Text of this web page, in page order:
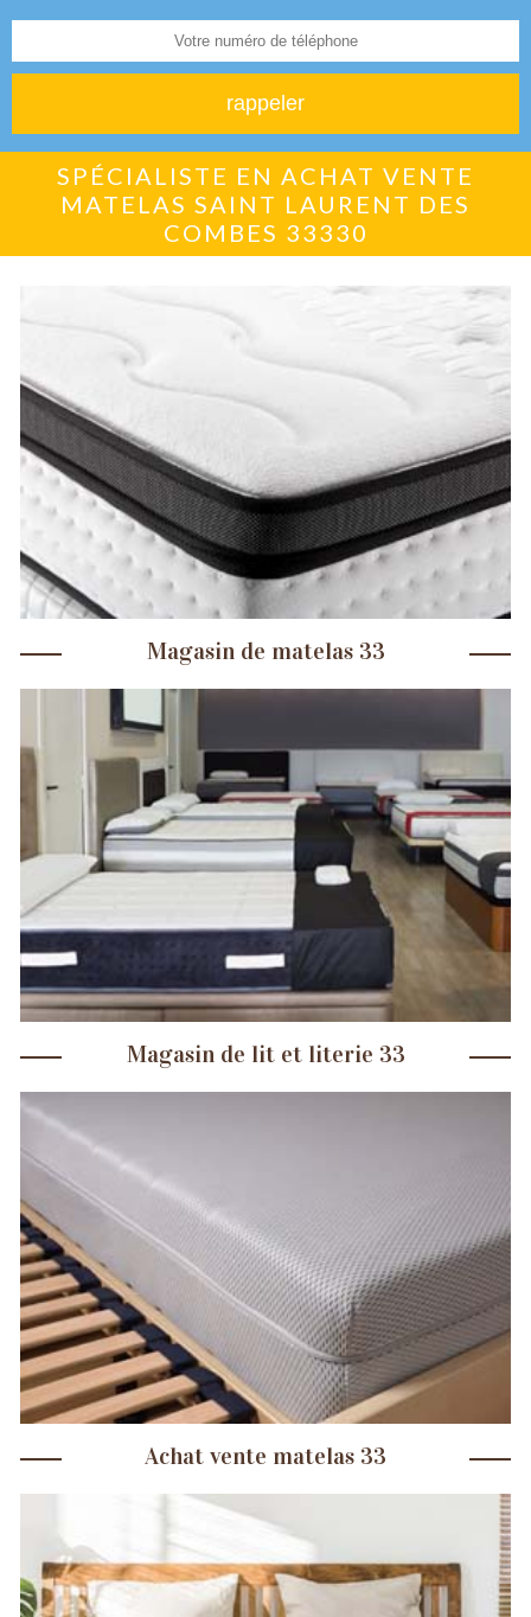
SPÉCIALISTE EN ACHAT VENTE
MATELAS SAINT LAURENT DES
COMBES 33330
Magasin de matelas 33
Magasin de lit et literie 33
Achat vente matelas 33